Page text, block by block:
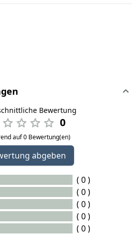
Bewertung
0
auf 0 Bewertung(en)
abgeben
( 0 )
( 0 )
( 0 )
( 0 )
( 0 )